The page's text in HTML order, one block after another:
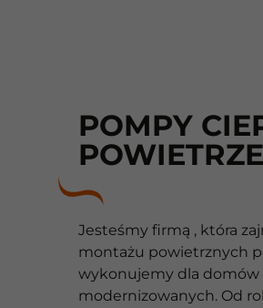
POMPY
Jesteśmy firmą , która
montażu powietrznych
wykonujemy dla domów
modernizowanych. Od